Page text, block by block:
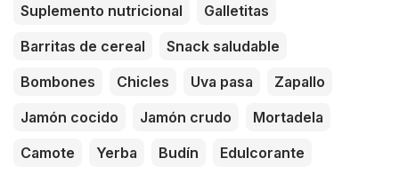
Suplemento nutricional
Galletitas
Barritas de cereal
Snack saludable
Bombones
Chicles Uva pasa
Zapallo
Jamón cocido
Jamón crudo
Mortadela
Camote
Yerba Budín
Edulcorante